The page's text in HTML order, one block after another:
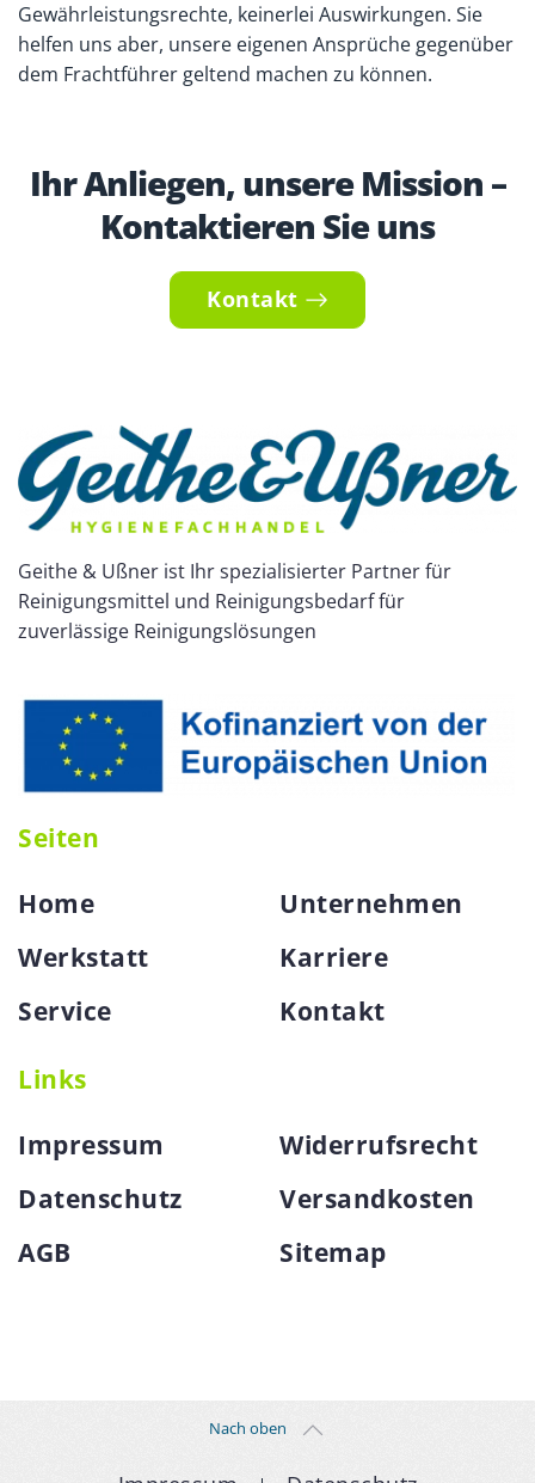
Gewährleistungsrechte, keinerlei Auswirkungen. Sie
helfen uns aber, unsere eigenen Ansprüche gegenüber
dem Frachtführer geltend machen zu können.
Ihr Anliegen, unsere Mission –
Kontaktieren Sie uns
Kontakt
Geithe & Ußner ist Ihr spezialisierter Partner für
Reinigungsmittel und Reinigungsbedarf für
zuverlässige Reinigungslösungen
Seiten
Home
Werkstatt
Service
Unternehmen
Karriere
Kontakt
Links
Impressum
Datenschutz
AGB
Widerrufsrecht
Versandkosten
Sitemap
Nach oben